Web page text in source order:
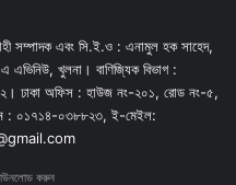
সম্পাদক এবং সি.ই.ও : এনামুল হক সাহেদ,
এভিনিউ, খুলনা। বাণিজ্যিক বিভাগ :
ঢাকা অফিস : হাউজ নং-২০১, রোড নং-৫,
: ০১৭১৪-০৩৮৮২৩, ই-মেইল:
করুন